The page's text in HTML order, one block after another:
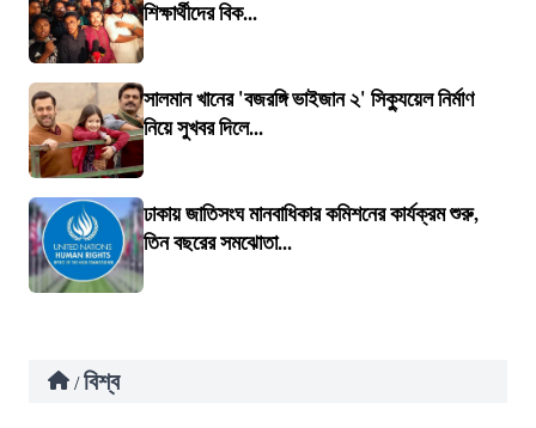
শিক্ষার্থীদের বিক...
সালমান খানের 'বজরঙ্গি ভাইজান ২' সিক্যুয়েল নির্মাণ
নিয়ে সুখবর দিলে...
ঢাকায় জাতিসংঘ মানবাধিকার কমিশনের কার্যক্রম শুরু,
তিন বছরের সমঝোতা...
/ বিশ্ব